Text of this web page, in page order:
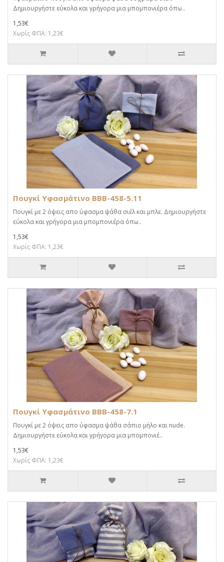
Δημιουργήστε εύκολα και γρήγορα μια μπομπονιέρα όπω..
1,53€
Χωρίς ΦΠΑ: 1,23€
Πουγκί Υφασμάτινο BBB-458-5.11
Πουγκί με 2 όψεις απο ύφασμα ψάθα σιέλ και μπλε. Δημιουργήστε
εύκολα και γρήγορα μια μπομπονιέρα όπω..
1,53€
Χωρίς ΦΠΑ: 1,23€
Πουγκί Υφασμάτινο BBB-458-7.1
Πουγκί με 2 όψεις απο ύφασμα ψάθα σάπιο μήλο και nude.
Δημιουργήστε εύκολα και γρήγορα μια μπομπονιέ..
1,53€
Χωρίς ΦΠΑ: 1,23€